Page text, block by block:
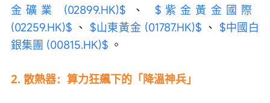
金礦業 (02899.HK)$ 、 $紫金黃金國際
(02259.HK)$ 、 $山東黃金 (01787.HK)$ 、 $中國白
銀集團 (00815.HK)$ 。
2. 散熱器：算力狂飆下的「降溫神兵」